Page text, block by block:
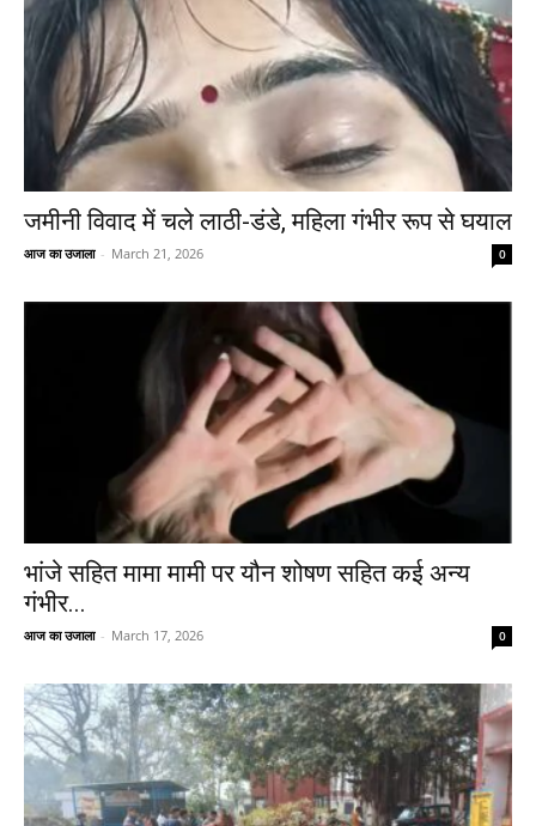
जमीनी विवाद में चले लाठी-डंडे, महिला गंभीर रूप से घयाल
आज का उजाला - March 21, 2026 0
भांजे सहित मामा मामी पर यौन शोषण सहित कई अन्य
गंभीर...
आज का उजाला - March 17, 2026 0